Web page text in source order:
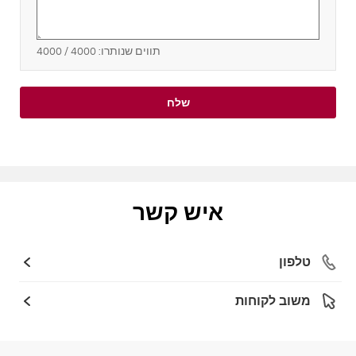
תווים שנותרו:4000
/ 4000
שלח
איש קשר
טלפון
משוב לקוחות